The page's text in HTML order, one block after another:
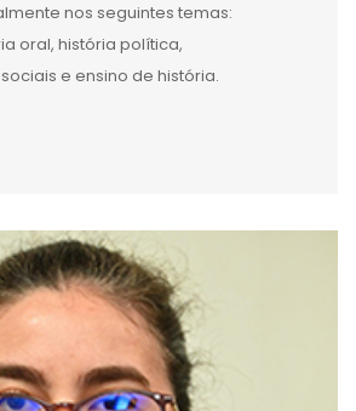
nos seguintes temas:
oral, história política,
e ensino de história.